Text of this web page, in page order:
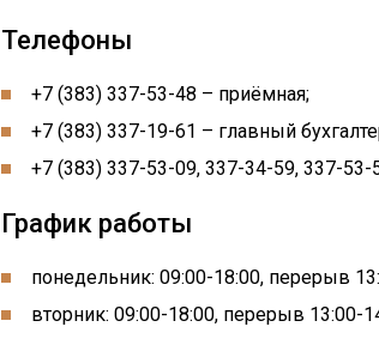
Телефоны
+7 (383) 337-53-48 – приёмная;
+7 (383) 337-19-61 – главный
+7 (383) 337-53-09, 337-34-59, 337-
График работы
понедельник: 09:00-18:00, перерыв
вторник: 09:00-18:00, перерыв 13:00-